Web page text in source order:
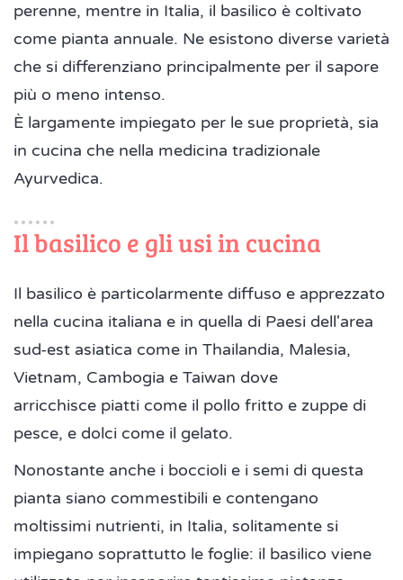
perenne, mentre in Italia, il basilico è coltivato
come pianta annuale. Ne esistono diverse varietà
che si differenziano principalmente per il sapore
più o meno intenso.
È largamente impiegato per le sue proprietà, sia
in cucina che nella medicina tradizionale
Ayurvedica.
Il basilico e gli usi in cucina
Il basilico è particolarmente diffuso e apprezzato
nella cucina italiana e in quella di Paesi dell'area
sud-est asiatica come in Thailandia, Malesia,
Vietnam, Cambogia e Taiwan dove
arricchisce piatti come il pollo fritto e zuppe di
pesce, e dolci come il gelato.
Nonostante anche i boccioli e i semi di questa
pianta siano commestibili e contengano
moltissimi nutrienti, in Italia, solitamente si
impiegano soprattutto le foglie: il basilico viene